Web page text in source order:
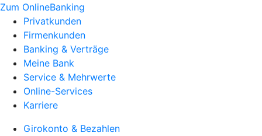
Zum OnlineBanking
Privatkunden
Firmenkunden
Banking & Verträge
Meine Bank
Service & Mehrwerte
Online-Services
Karriere
Girokonto & Bezahlen